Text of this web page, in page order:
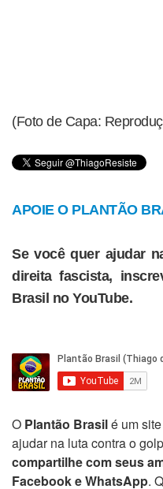
(Foto de Capa:
APOIE O PLANTÃO
Se você quer ajudar
direita fascista,
Brasil no YouTube.
O Plantão Brasilé um
ajudar na luta contra o
compartilhe com seus
Facebook e WhatsApp.